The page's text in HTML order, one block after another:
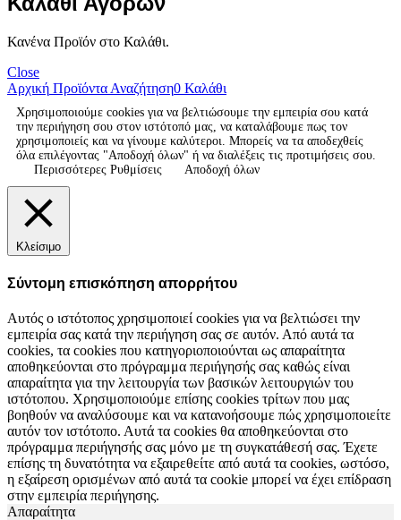
Κανένα Προϊόν στο Καλάθι.
Close
Αρχική Προϊόντα Αναζήτηση0 Καλάθι
Χρησιμοποιούμε cookies για να βελτιώσουμε την εμπειρία σου κατά
την περιήγηση σου στον ιστότοπό μας, να καταλάβουμε πως τον
χρησιμοποιείς και να γίνουμε καλύτεροι. Μπορείς να τα αποδεχθείς
όλα επιλέγοντας "Αποδοχή όλων" ή να διαλέξεις τις προτιμήσεις σου.
Περισσότερες Ρυθμίσεις
Αποδοχή όλων
Κλείσιμο
Σύντομη επισκόπηση απορρήτου
Αυτός ο ιστότοπος χρησιμοποιεί cookies για να βελτιώσει την
εμπειρία σας κατά την περιήγηση σας σε αυτόν. Από αυτά τα
cookies, τα cookies που κατηγοριοποιούνται ως απαραίτητα
αποθηκεύονται στο πρόγραμμα περιήγησής σας καθώς είναι
απαραίτητα για την λειτουργία των βασικών λειτουργιών του
ιστότοπου. Χρησιμοποιούμε επίσης cookies τρίτων που μας
βοηθούν να αναλύσουμε και να κατανοήσουμε πώς χρησιμοποιείτε
αυτόν τον ιστότοπο. Αυτά τα cookies θα αποθηκεύονται στο
πρόγραμμα περιήγησής σας μόνο με τη συγκατάθεσή σας. Έχετε
επίσης τη δυνατότητα να εξαιρεθείτε από αυτά τα cookies, ωστόσο,
η εξαίρεση ορισμένων από αυτά τα cookie μπορεί να έχει επίδραση
στην εμπειρία περιήγησης.
Απαραίτητα